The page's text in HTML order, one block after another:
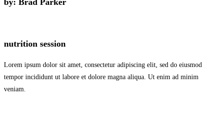
by: Brad Parker
nutrition session
Lorem ipsum dolor sit amet, consectetur adipiscing elit, sed do eiusmod
tempor incididunt ut labore et dolore magna aliqua. Ut enim ad minim
veniam.